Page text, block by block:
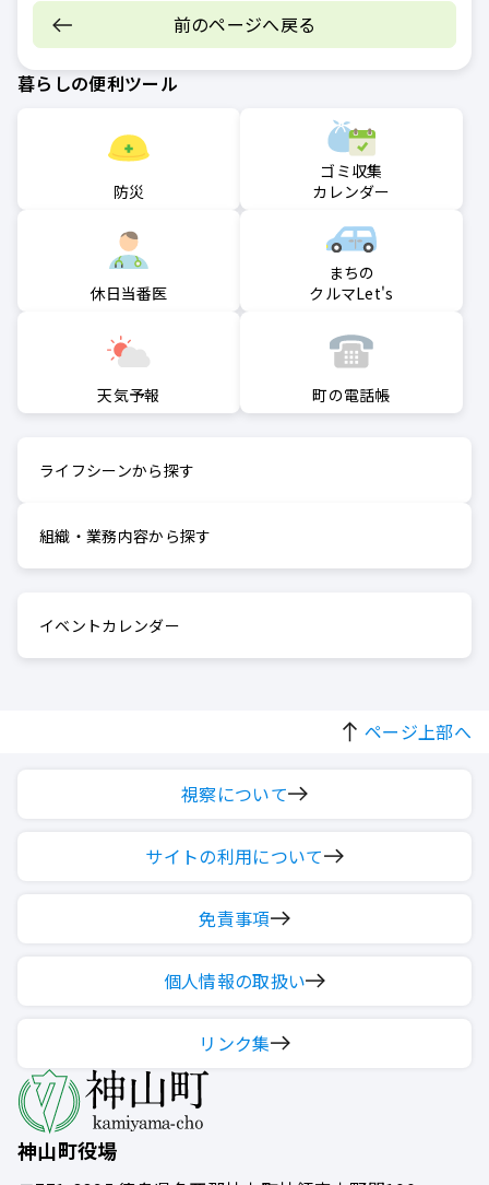
前のページへ戻る
暮らしの便利ツール
防災
ゴミ収集
カレンダー
休日当番医
まちの
クルマLet's
天気予報 町の電話帳
ライフシーンから探す
組織・業務内容から探す
イベントカレンダー
ページ上部へ
神山町役場
視察について
サイトの利用について
免責事項
個人情報の取扱い
リンク集